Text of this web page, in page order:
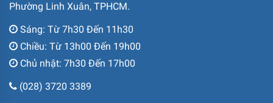
Phường Linh Xuân, TPHCM.
Sáng: Từ 7h30 Đến 11h30
Chiều: Từ 13h00 Đến 19h00
Chủ nhật: 7h30 Đến 17h00
(028) 3720 3389